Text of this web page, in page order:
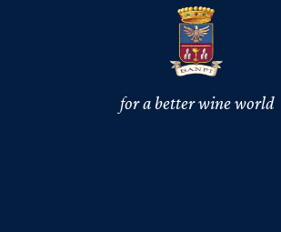
for a better wine world